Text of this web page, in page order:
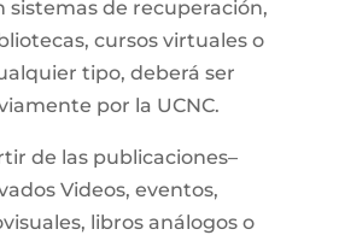
sistemas de recuperación,
cursos virtuales o
tipo, deberá ser
por la UCNC.
de las publicaciones–
Videos, eventos,
libros análogos o